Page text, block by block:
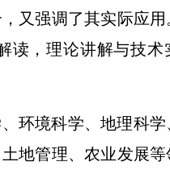
又强调了其实际应用
读，理论讲解与技术
环境科学、地理科
地管理、农业发展